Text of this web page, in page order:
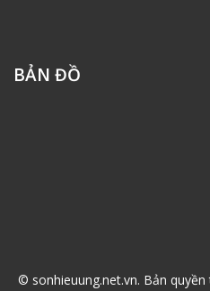
BẢN ĐỒ
© sonhieuung.net.vn. Bản